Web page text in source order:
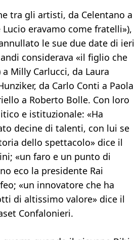
tra gli artisti, da Celentano a
eravamo come fratelli»),
le sue due date di ieri
considerava «il figlio che
Milly Carlucci, da Laura
da Carlo Conti a Paola
a Roberto Bolle. Con loro
e istituzionale: «Ha
decine di talenti, con lui se
dello spettacolo» dice il
«un faro e un punto di
eco la presidente Rai
«un innovatore che ha
di altissimo valore» dice il
Confalonieri.